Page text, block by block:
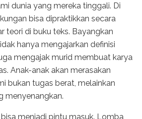
dunia yang mereka tinggali. Di
bisa dipraktikkan secara
teori di buku teks. Bayangkan
hanya mengajarkan definisi
mengajak murid membuat karya
Anak-anak akan merasakan
bukan tugas berat, melainkan
menyenangkan.
menjadi pintu masuk. Lomba